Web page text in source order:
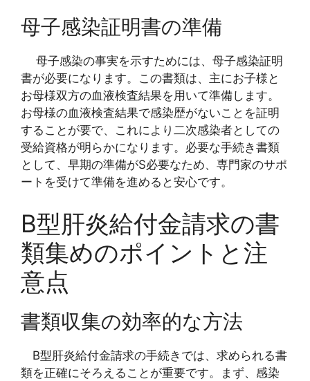
母子感染証明書の準備
母子感染の事実を示すためには、母子感染証明
書が必要になります。この書類は、主にお子様と
お母様双方の血液検査結果を用いて準備します。
お母様の血液検査結果で感染歴がないことを証明
することが要で、これにより二次感染者としての
受給資格が明らかになります。必要な手続き書類
として、早期の準備がS必要なため、専門家のサポ
ートを受けて準備を進めると安心です。
B型肝炎給付金請求の書
類集めのポイントと注
意点
書類収集の効率的な方法
B型肝炎給付金請求の手続きでは、求められる書
類を正確にそろえることが重要です。まず、感染